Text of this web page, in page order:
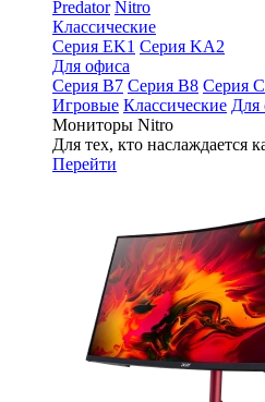
Predator Nitro
Классические
Серия EK1 Серия KA2
Для офиса
Серия B7 Серия B8 Серия
Игровые Классические Для
Мониторы Nitro
Для тех, кто наслаждается
Перейти